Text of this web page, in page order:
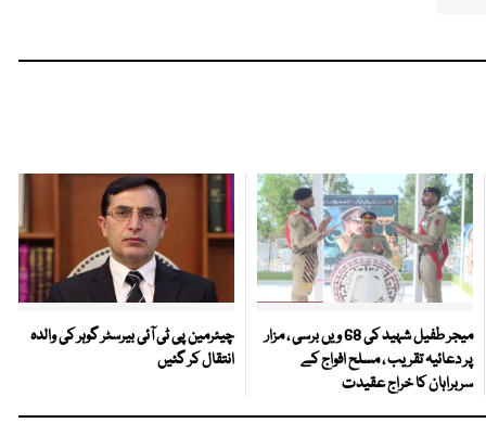
میجر طفیل شہید کی 68 ویں برسی ، مزار
پر دعائیہ تقریب ، مسلح افواج کے
سربراہان کا خراج عقیدت
چیئرمین پی ٹی آئی بیرسٹر گوہر کی والدہ
انتقال کر گئیں